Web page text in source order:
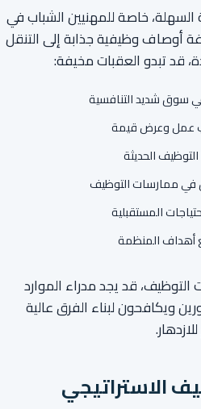
خاصة للمهنيين الشباب في
أوصاف وظيفية جذابة إلى التنقل
قد تبدو العقبات مخيفة:
سوق شديد التنافسية
عمل وعرض قيمة
الحديثة
في ممارسات التوظيف
المستقبلية
أهداف المنظمة
قد يجد مدراء الموارد
ويكافحون لبناء الفرق عالية
الاستراتيجي